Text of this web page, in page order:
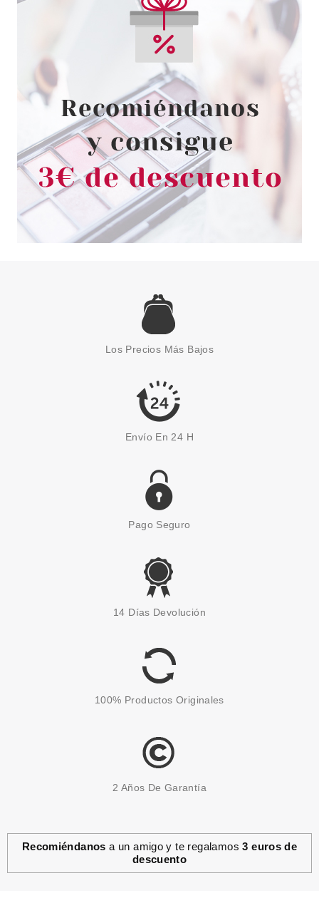
FRESH FEEL
FRESH FEEL GEL DE DUCHA
MOUSSEL SPA MARINE 750 ML
-29%
desde
1.35€
SOAP & GLORY
SOAP & GLORY BALSAMO
LIMPIADOR NUTRITIVO GLOW
YOUR MIND
8.50€
FRESH FEEL
FRESH FEEL GEL DE DUCHA
MOUSSEL ALBARICOQUE 750
1.35€
GARNIER
Los Precios Más Bajos
Envío En 24 H
Pago Seguro
14 Días Devolución
100% Productos Originales
2 Años De Garantía
Recomiéndanos a un amigo y te regalamos3 euros de
descuento